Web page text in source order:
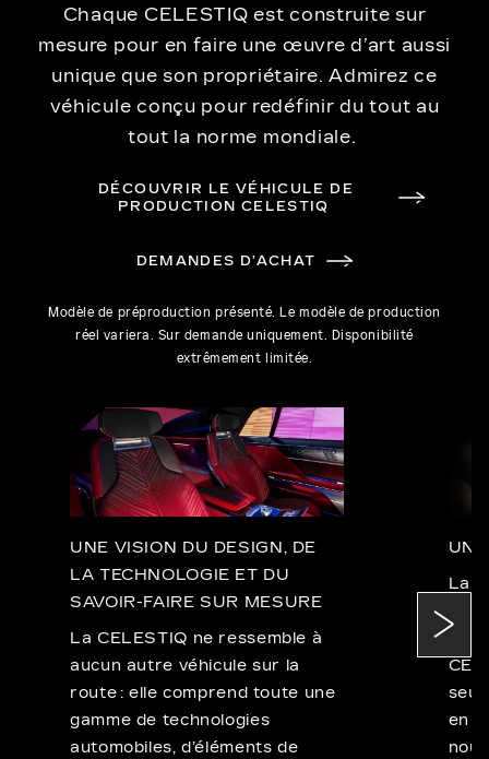
Chaque CELESTIQ est construite sur
mesure pour en faire une œuvre d’art aussi
unique que son propriétaire. Admirez ce
véhicule conçu pour redéfinir du tout au
tout la norme mondiale.
DÉCOUVRIR LE VÉHICULE DE
PRODUCTION CELESTIQ
DEMANDES D’ACHAT
Modèle de préproduction présenté. Le modèle de production
réel variera. Sur demande uniquement. Disponibilité
extrêmement limitée.
UNE VISION DU DESIGN, DE
LA TECHNOLOGIE ET DU
SAVOIR-FAIRE SUR MESURE
La CELESTIQ ne ressemble à
aucun autre véhicule sur la
route : elle comprend toute une
gamme de technologies
automobiles, d’éléments de
La
seul
en